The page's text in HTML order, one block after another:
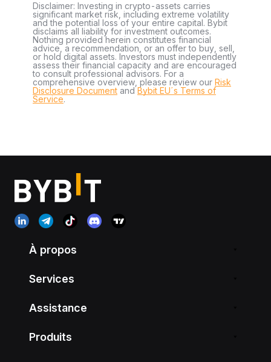
Disclaimer: Investing in crypto-assets carries
significant market risk, including extreme volatility
and the potential loss of your entire capital. Bybit
disclaims all liability for investment outcomes.
Nothing provided herein constitutes financial
advice, a recommendation, or an offer to buy, sell,
or hold digital assets. Investors must independently
assess their financial capacity and are encouraged
to consult professional advisors. For a
comprehensive overview, please review our Risk
Disclosure Document andBybit EU´s Terms of
Service.
À propos
Services
Assistance
Produits